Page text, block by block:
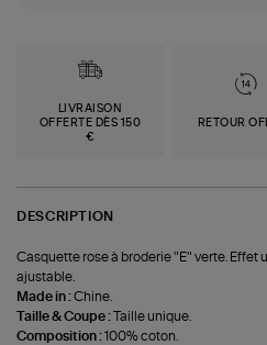
LIVRAISON
OFFERTE DÈS 150
€
RETOUR
DESCRIPTION
Casquette rose à broderie "E" verte. Effet
ajustable.
Made in :Chine.
Taille & Coupe :Taille unique.
Composition :100% coton.